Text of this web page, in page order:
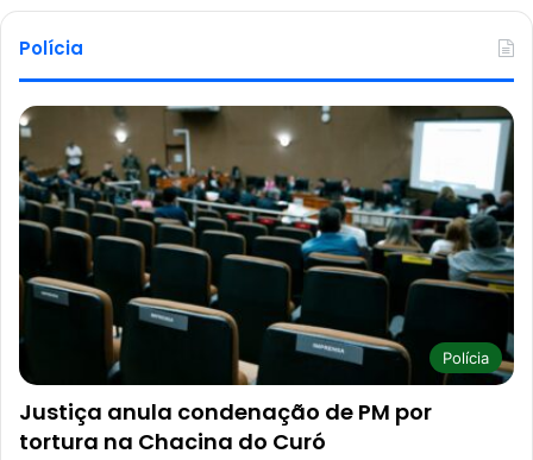
Polícia
Polícia
Justiça anula condenação de PM por
tortura na Chacina do Curó